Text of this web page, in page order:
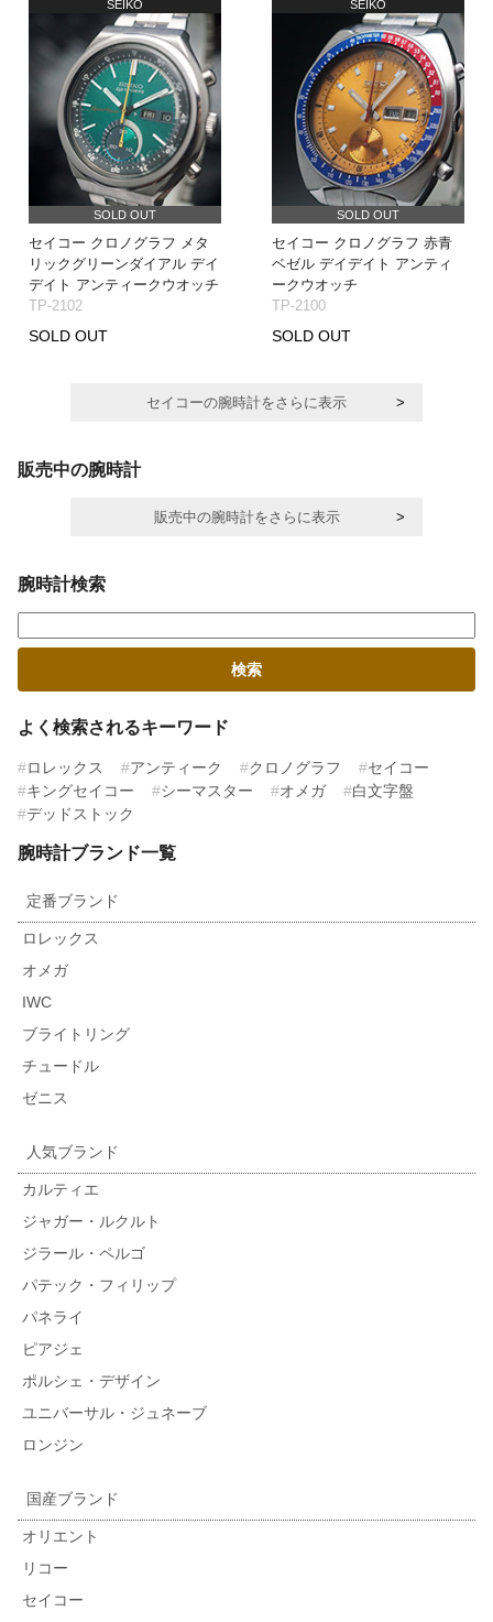
SEIKO
SOLD OUT
セイコー クロノグラフ メタ
リックグリーンダイアル デイ
デイト アンティークウオッチ
TP-2102
SOLD OUT
SEIKO
SOLD OUT
セイコー クロノグラフ 赤青
ベゼル デイデイト アンティ
ークウオッチ
TP-2100
SOLD OUT
セイコーの腕時計をさらに表示
販売中の腕時計
販売中の腕時計をさらに表示
腕時計検索
よく検索されるキーワード
ロレックス アンティーク クロノグラフ
セイコー
キングセイコー
シーマスター オメガ
白文字盤
デッドストック
腕時計ブランド一覧
定番ブランド
ロレックス
オメガ
IWC
ブライトリング
チュードル
ゼニス
人気ブランド
カルティエ
ジャガー・ルクルト
ジラール・ペルゴ
パテック・フィリップ
パネライ
ピアジェ
ポルシェ・デザイン
ユニバーサル・ジュネーブ
ロンジン
国産ブランド
オリエント
リコー
セイコー